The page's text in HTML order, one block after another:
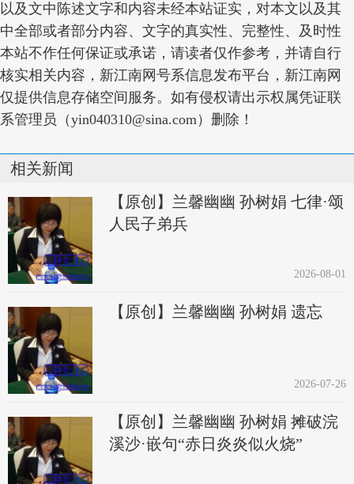
以及文中陈述文字和内容未经本站证实，对本文以及其
中全部或者部分内容、文字的真实性、完整性、及时性
本站不作任何保证或承诺，请读者仅作参考，并请自行
核实相关内容，新江南网号系信息发布平台，新江南网
仅提供信息存储空间服务。如有侵权请出示权属凭证联
系管理员（yin040310@sina.com）删除！
相关新闻
【原创】兰馨幽幽 孙树娟 七律·颂
人民子弟兵
2026-08-01
【原创】兰馨幽幽 孙树娟 遗忘
2026-07-26
【原创】兰馨幽幽 孙树娟 摊破浣
溪沙·嵌句“赤日炎炎似火烧”